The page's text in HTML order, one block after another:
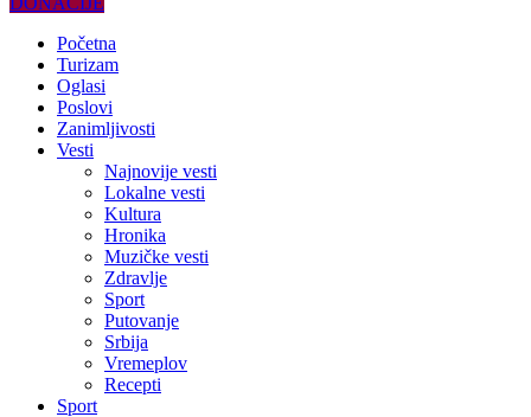
Početna
Turizam
Oglasi
Poslovi
Zanimljivosti
Vesti
Najnovije vesti
Lokalne vesti
Kultura
Hronika
Muzičke vesti
Zdravlje
Sport
Putovanje
Srbija
Vremeplov
Recepti
Sport